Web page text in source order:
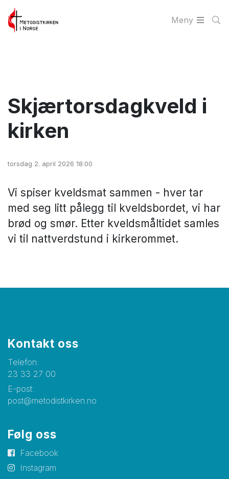
Meny
Skjærtorsdagkveld i
kirken
torsdag 2. april 2026 18:00
Vi spiser kveldsmat sammen - hver tar
med seg litt pålegg til kveldsbordet, vi har
brød og smør. Etter kveldsmåltidet samles
vi til nattverdstund i kirkerommet.
Kontakt oss
Telefon:
23 33 27 00
E-post:
post@metodistkirken.no
Følg oss
Facebook
Instagram